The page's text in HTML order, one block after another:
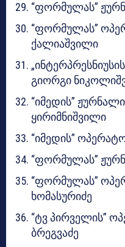
“ფორმულას”
“ფორმულას”
ქალიაშვილი
გიორგი
“იმედის”
ყირიმნიშვილი
“იმედის”
“ფორმულას”
“ფორმულას”
ხომასურიძე
“ტვ პირველის”
ბრეგვაძე